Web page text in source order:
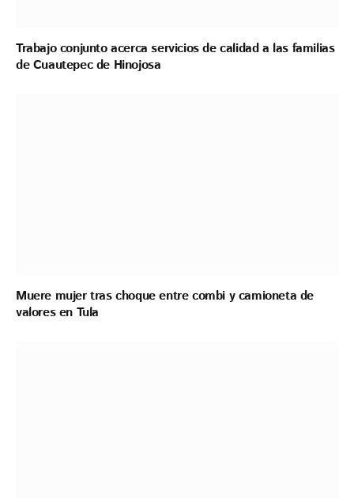
Trabajo conjunto acerca servicios de calidad a las familias
de Cuautepec de Hinojosa
Muere mujer tras choque entre combi y camioneta de
valores en Tula